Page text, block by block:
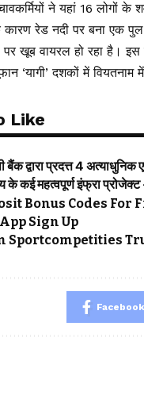
ने यहां 16 लोगों
कारण रेड नदी पर बना एक
पर खूब वायरल हो रहा है।
‘यागी’ दशकों में
Like
बैंक द्वारा प्रदत्त 4
के कई महत्वपूर्ण इंफ्रा
Bonus Codes For
Sign Up
Sportcompetities
Facebook